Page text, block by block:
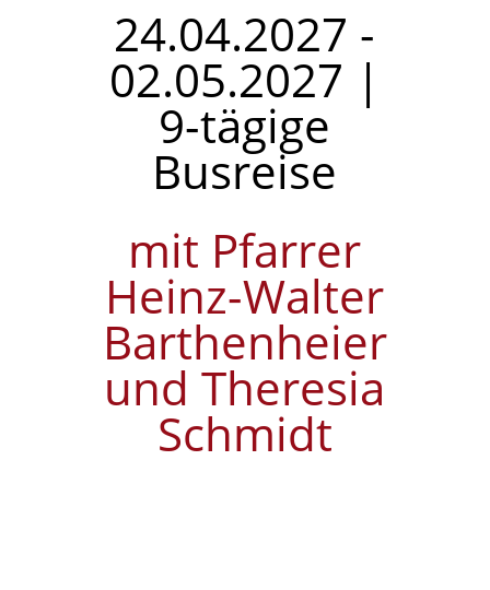
24.04.2027 -
02.05.2027 |
9-tägige
Busreise
mit Pfarrer
Heinz-Walter
Barthenheier
und Theresia
Schmidt